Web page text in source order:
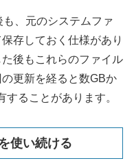
、元のシステムファ
存しておく仕様があり
後もこれらのファイル
更新を経ると数GBか
ることがあります。
使い続ける